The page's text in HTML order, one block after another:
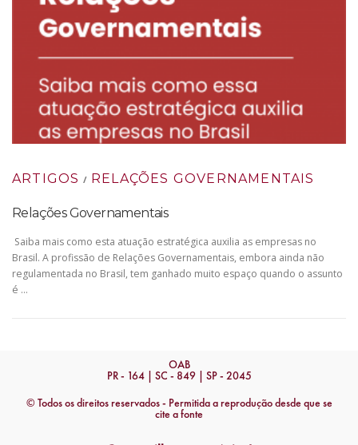
ARTIGOS / RELAÇÕES GOVERNAMENTAIS
Relações Governamentais
Saiba mais como esta atuação estratégica auxilia as empresas no
Brasil. A profissão de Relações Governamentais, embora ainda não
regulamentada no Brasil, tem ganhado muito espaço quando o assunto
é …
OAB
PR - 164 | SC - 849 | SP - 2045
© Todos os direitos reservados - Permitida a reprodução desde que se
cite a fonte